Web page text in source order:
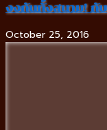
งงกันทั้งสนาม! กั
October 25, 2016